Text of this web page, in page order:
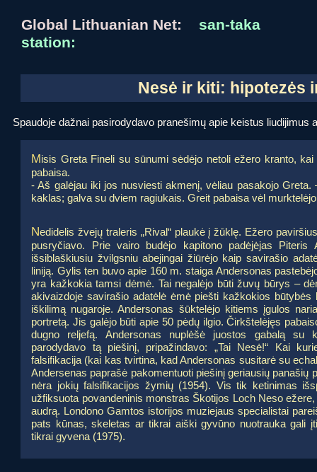
Global Lithuanian Net: san-taka
station:
Nesė ir kiti: hipotezės
Spaudoje dažnai pasirodydavo pranešimų apie keistus liudijimus
Misis Greta Fineli su sūnumi sėdėjo netoli ežero kranto,
pabaisa.
- Aš galėjau iki jos nusviesti akmenį, vėliau pasakojo
kaklas; galva su dviem ragiukais. Greit pabaisa vėl
Nedidelis žvejų traleris „Rival“ plaukė į žūklę. Ežero
pusryčiavo. Prie vairo budėjo kapitono padėjėjas Piteris
išsiblaškiusiu žvilgsniu abejingai žiūrėjo kaip savirašio
liniją. Gylis ten buvo apie 160 m. staiga Andersonas
yra kažkokia tamsi dėmė. Tai negalėjo būti žuvų būrys –
akivaizdoje savirašio adatėlė ėmė piešti kažkokios būtybės
iškilimą nugaroje. Andersonas šūktelėjo kitiems įgulos
portretą. Jis galėjo būti apie 50 pėdų ilgio. Čirkštelėjęs
dugno reljefą. Andersonas nuplėšė juostos gabalą su
parodydavo tą piešinį, pripažindavo: „Tai Nesė!“ Kai
falsifikacija (kai kas tvirtina, kad Andersonas susitarė su
Andersenas paprašė pakomentuoti piešinį geriausių panašių
nėra jokių falsifikacijos žymių (1954). Vis tik ketinimas
užfiksuota povandeninis monstras Škotijos Loch Neso
audrą. Londono Gamtos istorijos muziejaus specialistai
pats kūnas, skeletas ar tikrai aiški gyvūno nuotrauka gali
tikrai gyvena (1975).